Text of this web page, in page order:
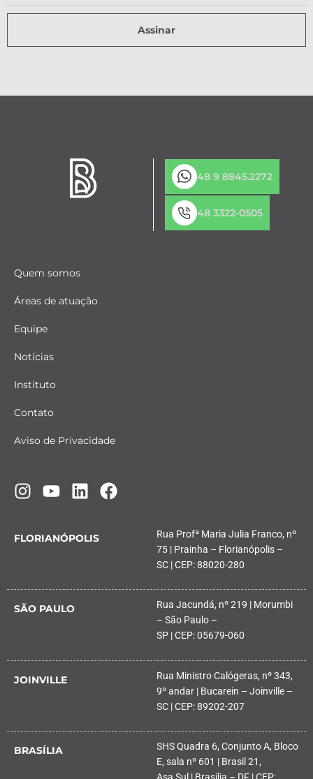
Assinar
48 9 8845.2272
48 3322-0505
Quem somos
Áreas de atuação
Equipe
Notícias
Instituto
Contato
Aviso de Privacidade
FLORIANÓPOLIS
Rua Profª Maria Julia Franco, nº
75 | Prainha – Florianópolis –
SC | CEP: 88020-280
SÃO PAULO
Rua Jacundá, nº 219 | Morumbi
– São Paulo –
SP | CEP: 05679-060
JOINVILLE
Rua Ministro Calógeras, nº 343,
9º andar | Bucarein – Joinville –
SC | CEP: 89202-207
BRASÍLIA
SHS Quadra 6, Conjunto A, Bloco
E, sala nº 601 | Brasil 21,